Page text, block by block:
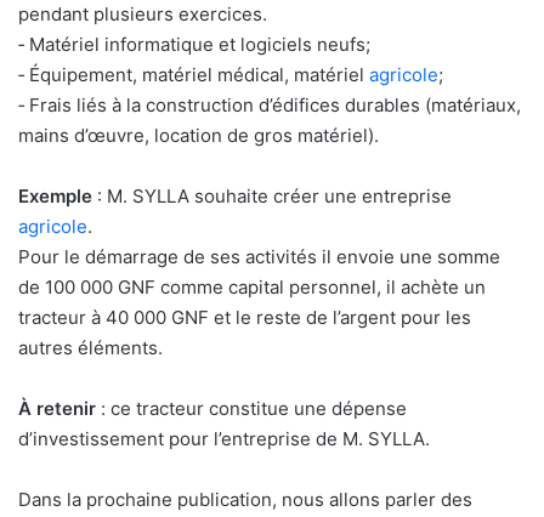
pendant plusieurs exercices.
‐ Matériel informatique et logiciels neufs;
‐ Équipement, matériel médical, matériel agricole;
‐ Frais liés à la construction d’édifices durables (matériaux,
mains d’œuvre, location de gros matériel).
Exemple : M. SYLLA souhaite créer une entreprise
agricole.
Pour le démarrage de ses activités il envoie une somme
de 100 000 GNF comme capital personnel, il achète un
tracteur à 40 000 GNF et le reste de l’argent pour les
autres éléments.
À retenir : ce tracteur constitue une dépense
d’investissement pour l’entreprise de M. SYLLA.
Dans la prochaine publication, nous allons parler des